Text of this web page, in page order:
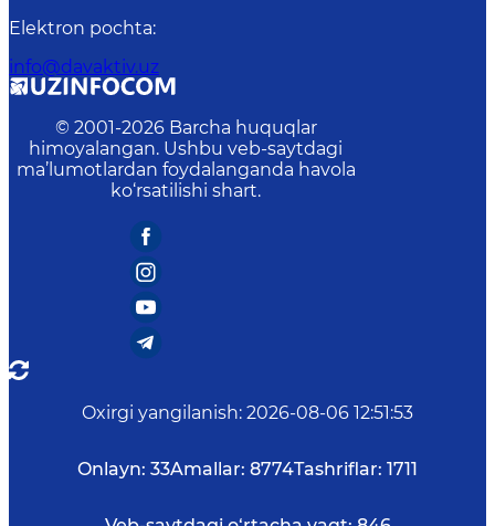
Elektron pochta:
info@davaktiv.uz
© 2001-2026 Barcha huquqlar
himoyalangan. Ushbu veb-saytdagi
ma’lumotlardan foydalanganda havola
ko‘rsatilishi shart.
Oxirgi yangilanish: 2026-08-06 12:51:53
Onlayn: 33Amallar: 8774Tashriflar: 1711